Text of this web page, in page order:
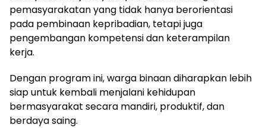
pemasyarakatan yang tidak hanya berorientasi
pada pembinaan kepribadian, tetapi juga
pengembangan kompetensi dan keterampilan
kerja.
Dengan program ini, warga binaan diharapkan lebih
siap untuk kembali menjalani kehidupan
bermasyarakat secara mandiri, produktif, dan
berdaya saing.